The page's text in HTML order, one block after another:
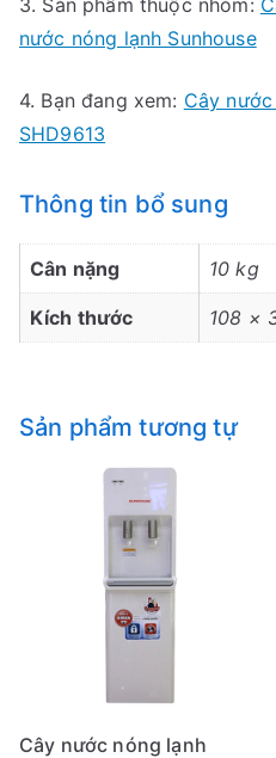
nước nóng lạnh Sunhouse
4. Bạn đang xem: Cây
SHD9613
Thông tin bổ sung
Cân nặng 10 kg
Kích thước 108 ×
Sản phẩm tương tự
Cây nước nóng lạnh